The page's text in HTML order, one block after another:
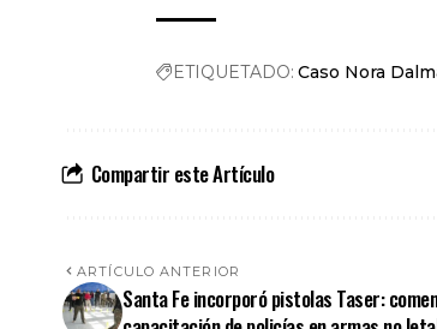
ETIQUETADO: Caso Nora
Compartir este Artículo
ARTÍCULO ANTERIOR
Santa Fe incorporó pistolas Taser: